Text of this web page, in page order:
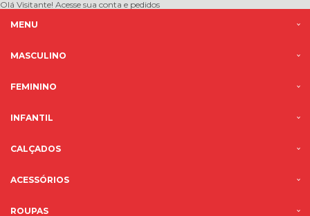
Olá Visitante! Acesse sua conta e pedidos
MENU
MASCULINO
FEMININO
INFANTIL
CALÇADOS
ACESSÓRIOS
ROUPAS